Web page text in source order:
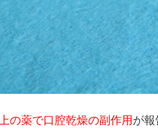
の薬で口腔乾燥の副作用 が報